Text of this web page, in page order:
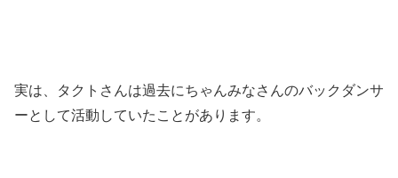
実は、タクトさんは過去にちゃんみなさんのバックダンサ
ーとして活動していたことがあります。